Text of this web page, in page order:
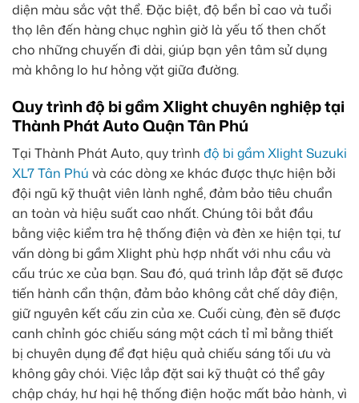
diện màu sắc vật thể. Đặc biệt, độ bền bỉ cao và tuổi
thọ lên đến hàng chục nghìn giờ là yếu tố then chốt
cho những chuyến đi dài, giúp bạn yên tâm sử dụng
mà không lo hư hỏng vặt giữa đường.
Quy trình độ bi gầm Xlight chuyên nghiệp tại
Thành Phát Auto Quận Tân Phú
Tại Thành Phát Auto, quy trình độ bi gầm Xlight Suzuki
XL7 Tân Phú và các dòng xe khác được thực hiện bởi
đội ngũ kỹ thuật viên lành nghề, đảm bảo tiêu chuẩn
an toàn và hiệu suất cao nhất. Chúng tôi bắt đầu
bằng việc kiểm tra hệ thống điện và đèn xe hiện tại, tư
vấn dòng bi gầm Xlight phù hợp nhất với nhu cầu và
cấu trúc xe của bạn. Sau đó, quá trình lắp đặt sẽ được
tiến hành cẩn thận, đảm bảo không cắt chế dây điện,
giữ nguyên kết cấu zin của xe. Cuối cùng, đèn sẽ được
canh chỉnh góc chiếu sáng một cách tỉ mỉ bằng thiết
bị chuyên dụng để đạt hiệu quả chiếu sáng tối ưu và
không gây chói. Việc lắp đặt sai kỹ thuật có thể gây
chập cháy, hư hại hệ thống điện hoặc mất bảo hành, vì